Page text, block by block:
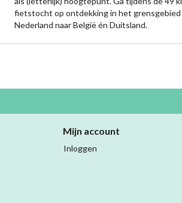
fietstocht op ontdekking in het grensgebied
Nederland naar België én Duitsland.
Mijn account
Inloggen